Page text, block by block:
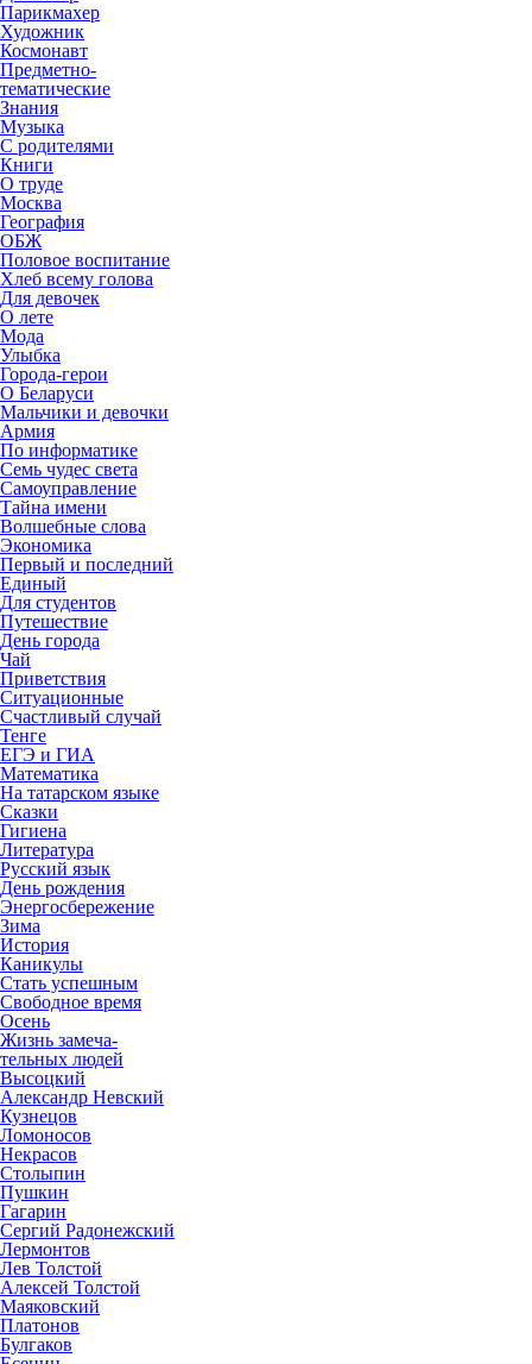
Парикмахер
Художник
Космонавт
Предметно-
тематические
Знания
Музыка
С родителями
Книги
О труде
Москва
География
ОБЖ
Половое воспитание
Хлеб всему голова
Для девочек
О лете
Мода
Улыбка
Города-герои
О Беларуси
Мальчики и девочки
Армия
По информатике
Семь чудес света
Самоуправление
Тайна имени
Волшебные слова
Экономика
Первый и последний
Единый
Для студентов
Путешествие
День города
Чай
Приветствия
Ситуационные
Счастливый случай
Тенге
ЕГЭ и ГИА
Математика
На татарском языке
Сказки
Гигиена
Литература
Русский язык
День рождения
Энергосбережение
Зима
История
Каникулы
Стать успешным
Свободное время
Осень
Жизнь замеча-
тельных людей
Высоцкий
Александр Невский
Кузнецов
Ломоносов
Некрасов
Столыпин
Пушкин
Гагарин
Сергий Радонежский
Лермонтов
Лев Толстой
Алексей Толстой
Маяковский
Платонов
Булгаков